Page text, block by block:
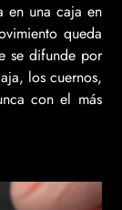
en una caja en
queda
se difunde por
los cuernos,
con el más